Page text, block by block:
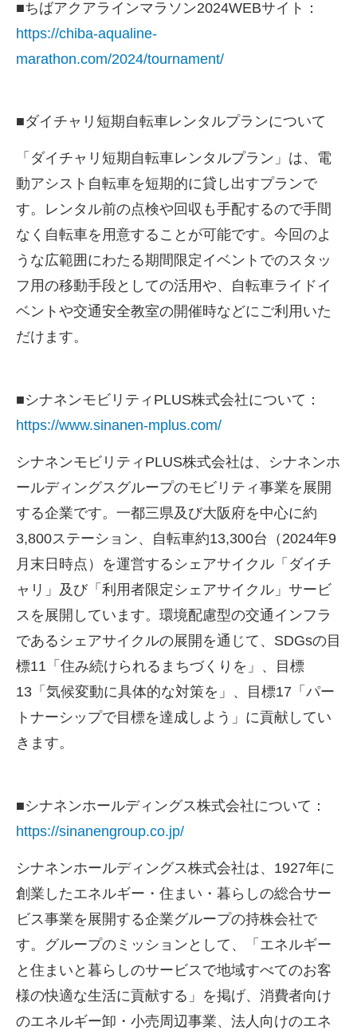
■ちばアクアラインマラソン2024WEBサイト：
https://chiba-aqualine-
marathon.com/2024/tournament/
■ダイチャリ短期自転車レンタルプランについて
「ダイチャリ短期自転車レンタルプラン」は、電
動アシスト自転車を短期的に貸し出すプランで
す。レンタル前の点検や回収も手配するので手間
なく自転車を用意することが可能です。今回のよ
うな広範囲にわたる期間限定イベントでのスタッ
フ用の移動手段としての活用や、自転車ライドイ
ベントや交通安全教室の開催時などにご利用いた
だけます。
■シナネンモビリティPLUS株式会社について：
https://www.sinanen-mplus.com/
シナネンモビリティPLUS株式会社は、シナネンホ
ールディングスグループのモビリティ事業を展開
する企業です。一都三県及び大阪府を中心に約
3,800ステーション、自転車約13,300台（2024年9
月末日時点）を運営するシェアサイクル「ダイチ
ャリ」及び「利用者限定シェアサイクル」サービ
スを展開しています。環境配慮型の交通インフラ
であるシェアサイクルの展開を通じて、SDGsの目
標11「住み続けられるまちづくりを」、目標
13「気候変動に具体的な対策を」、目標17「パー
トナーシップで目標を達成しよう」に貢献してい
きます。
■シナネンホールディングス株式会社について：
https://sinanengroup.co.jp/
シナネンホールディングス株式会社は、1927年に
創業したエネルギー・住まい・暮らしの総合サー
ビス事業を展開する企業グループの持株会社で
す。グループのミッションとして、「エネルギー
と住まいと暮らしのサービスで地域すべてのお客
様の快適な生活に貢献する」を掲げ、消費者向け
のエネルギー卸・小売周辺事業、法人向けのエネ